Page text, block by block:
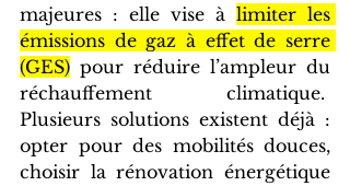
majeures : elle vise à limiter les
émissions de gaz à effet de serre
(GES) pour réduire l’ampleur du
réchauffement climatique.
Plusieurs solutions existent déjà :
opter pour des mobilités douces,
choisir la rénovation énergétique